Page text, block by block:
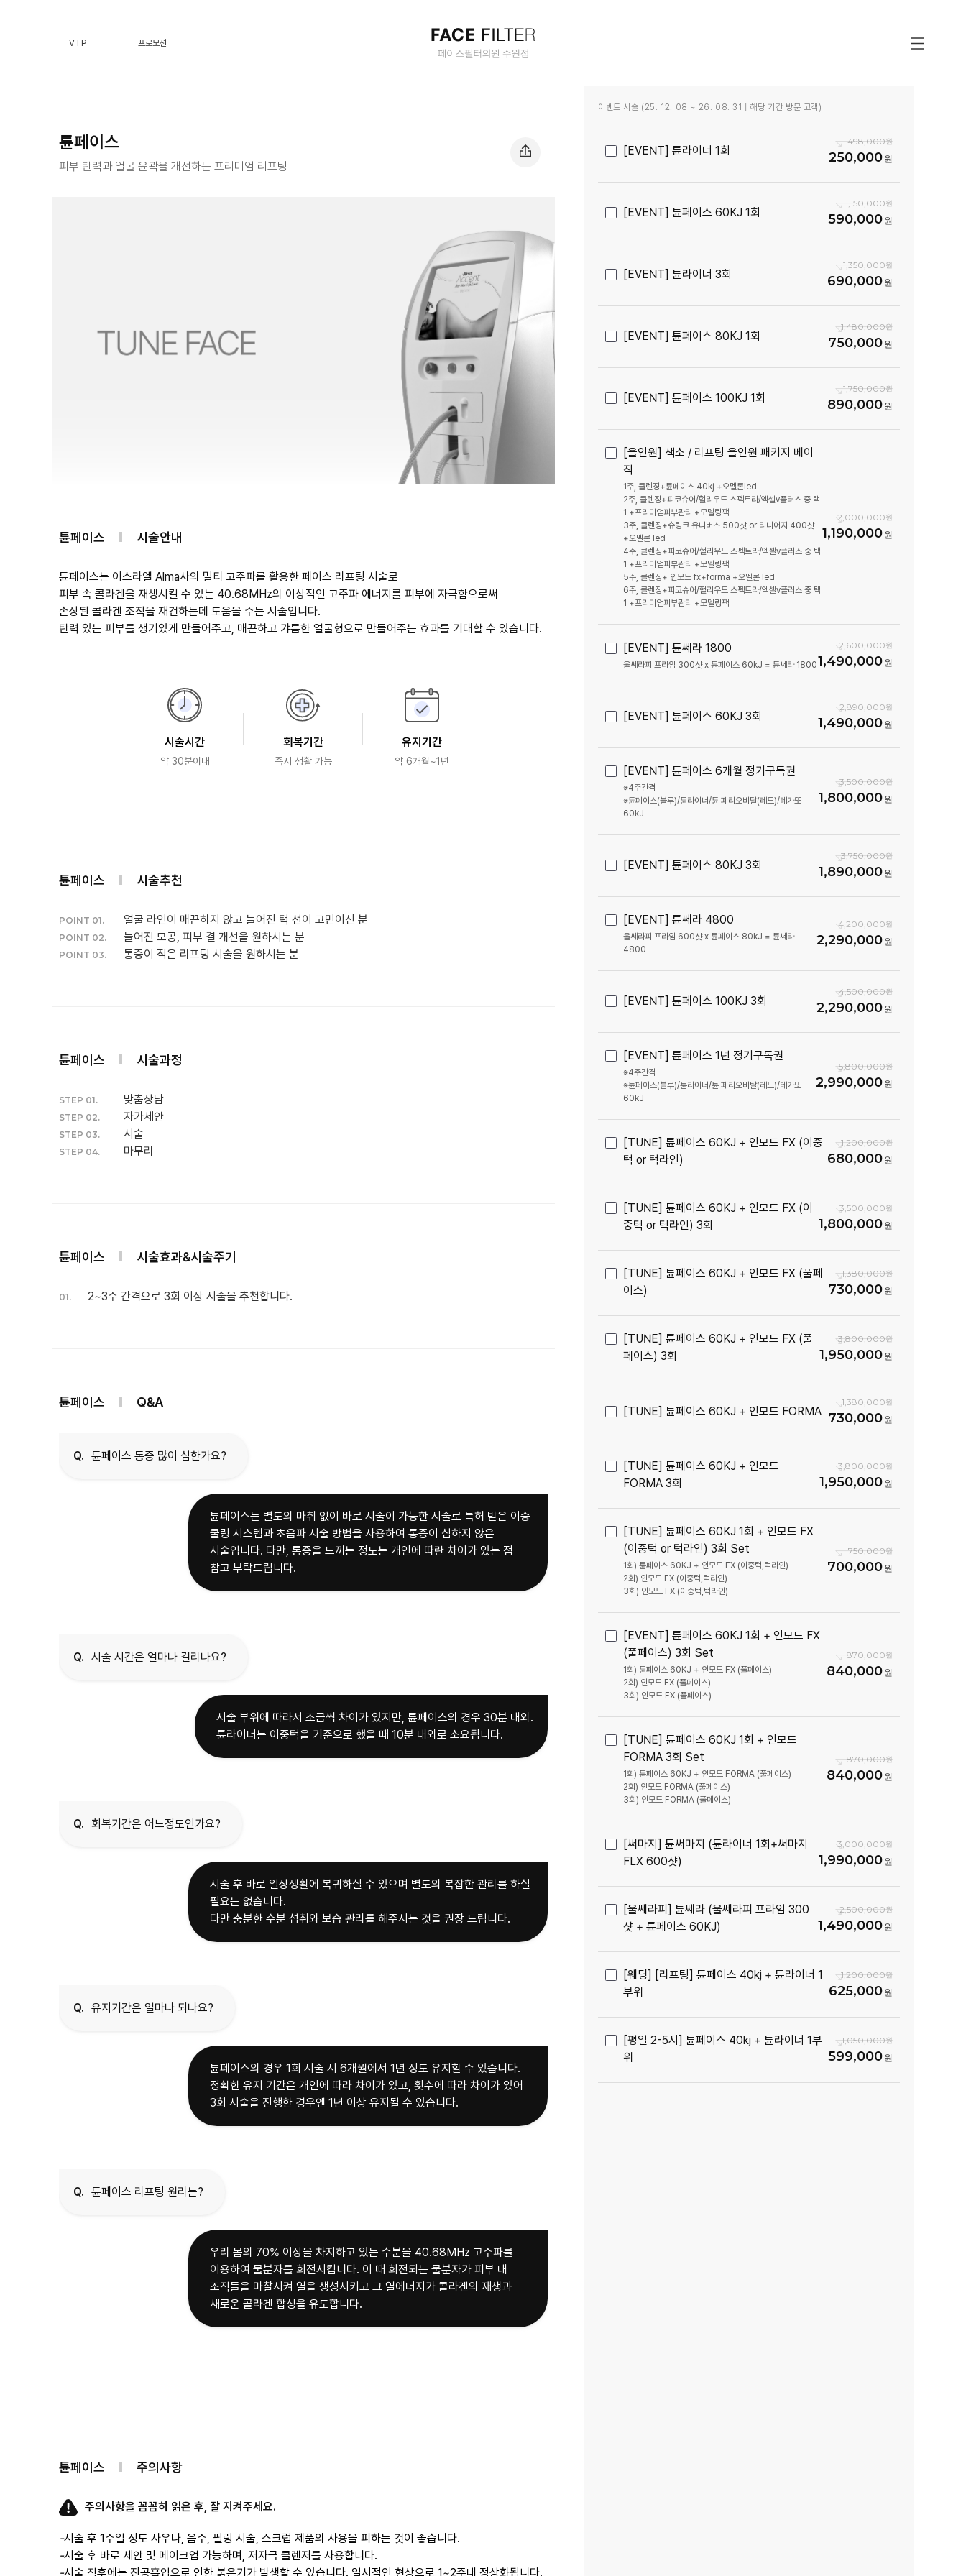
V I P 프로모션
튠페이스
피부 탄력과 얼굴 윤곽을 개선하는 프리미엄 리프팅
튠페이스 시술안내
튠페이스는 이스라엘 Alma사의 멀티 고주파를 활용한 페이스 리프팅 시술로
피부 속 콜라겐을 재생시킬 수 있는 40.68MHz의 이상적인 고주파 에너지를 피부에 자극함으로써
손상된 콜라겐 조직을 재건하는데 도움을 주는 시술입니다.
탄력 있는 피부를 생기있게 만들어주고, 매끈하고 갸름한 얼굴형으로 만들어주는 효과를 기대할 수 있습니다.
시술시간
약 30분이내
회복기간
즉시 생활 가능
유지기간
약 6개월~1년
튠페이스 시술추천
POINT 01. 얼굴 라인이 매끈하지 않고 늘어진 턱 선이 고민이신 분
POINT 02. 늘어진 모공, 피부 결 개선을 원하시는 분
POINT 03. 통증이 적은 리프팅 시술을 원하시는 분
튠페이스 시술과정
STEP 01. 맞춤상담
STEP 02. 자가세안
STEP 03. 시술
STEP 04. 마무리
튠페이스 시술효과&시술주기
01. 2~3주 간격으로 3회 이상 시술을 추천합니다.
튠페이스 Q&A
Q. 튠페이스 통증 많이 심한가요?
튠페이스는 별도의 마취 없이 바로 시술이 가능한 시술로 특허 받은 이중
쿨링 시스템과 초음파 시술 방법을 사용하여 통증이 심하지 않은
시술입니다. 다만, 통증을 느끼는 정도는 개인에 따란 차이가 있는 점
참고 부탁드립니다.
Q. 시술 시간은 얼마나 걸리나요?
시술 부위에 따라서 조금씩 차이가 있지만, 튠페이스의 경우 30분 내외.
튠라이너는 이중턱을 기준으로 했을 때 10분 내외로 소요됩니다.
Q. 회복기간은 어느정도인가요?
시술 후 바로 일상생활에 복귀하실 수 있으며 별도의 복잡한 관리를 하실
필요는 없습니다.
다만 충분한 수분 섭취와 보습 관리를 해주시는 것을 권장 드립니다.
Q. 유지기간은 얼마나 되나요?
튠페이스의 경우 1회 시술 시 6개월에서 1년 정도 유지할 수 있습니다.
정확한 유지 기간은 개인에 따라 차이가 있고, 횟수에 따라 차이가 있어
3회 시술을 진행한 경우엔 1년 이상 유지될 수 있습니다.
Q. 튠페이스 리프팅 원리는?
우리 몸의 70% 이상을 차지하고 있는 수분을 40.68MHz 고주파를
이용하여 물분자를 회전시킵니다. 이 때 회전되는 물분자가 피부 내
조직들을 마찰시켜 열을 생성시키고 그 열에너지가 콜라겐의 재생과
튠페이스 주의사항
주의사항을 꼼꼼히 읽은 후, 잘 지켜주세요.
-시술 후 1주일 정도 사우나, 음주, 필링 시술, 스크럽 제품의 사용을 피하는 것이 좋습니다.
-시술 후 바로 세안 및 메이크업 가능하며, 저자극 클렌저를 사용합니다.
-시술 직후에는 진공흡입으로 인한 붉은기가 발생할 수 있습니다. 일시적인 현상으로 1~2주내 정상화됩니다.
이벤트 시술 (25. 12. 08 ~ 26. 08. 31 | 해당 기간 방문 고객)
[EVENT] 튠라이너 1회
498,000
250,000
[EVENT] 튠페이스 60KJ 1회
1,150,000
590,000
[EVENT] 튠라이너 3회
1,350,000
690,000
[EVENT] 튠페이스 80KJ 1회
1,480,000
750,000
[EVENT] 튠페이스 100KJ 1회
1,750,000
890,000
[올인원] 색소 / 리프팅 올인원 패키지 베이
직
1주, 클렌징+튠페이스 40kj +오멜론led
2주, 클렌징+피코슈어/헐리우드 스펙트라/엑셀v플러스 중 택
1 +프리미엄피부관리 +모델링팩
3주, 클렌징+슈링크 유니버스 500샷 or 리니어지 400샷
+오멜론 led
4주, 클렌징+피코슈어/헐리우드 스펙트라/엑셀v플러스 중 택
1 +프리미엄피부관리 +모델링팩
5주, 클렌징+ 인모드 fx+forma +오멜론 led
6주, 클렌징+피코슈어/헐리우드 스펙트라/엑셀v플러스 중 택
1 +프리미엄피부관리 +모델링팩
2,000,000
1,190,000
[EVENT] 튠쎄라 1800
울쎄라피 프라임 300샷 x 튠페이스 60kJ = 튠쎄라 1800
2,600,000
1,490,000
[EVENT] 튠페이스 60KJ 3회
2,890,000
1,490,000
[EVENT] 튠페이스 6개월 정기구독권
※4주간격
※튠페이스(블루)/튠라이너/튠 페리오비탈(레드)/레가또
60kJ
3,500,000
1,800,000
[EVENT] 튠페이스 80KJ 3회
3,750,000
1,890,000
[EVENT] 튠쎄라 4800
울쎄라피 프라임 600샷 x 튠페이스 80kJ = 튠쎄라
4800
4,200,000
2,290,000
[EVENT] 튠페이스 100KJ 3회
4,500,000
2,290,000
[EVENT] 튠페이스 1년 정기구독권
※4주간격
※튠페이스(블루)/튠라이너/튠 페리오비탈(레드)/레가또
60kJ
5,800,000
2,990,000
[TUNE] 튠페이스 60KJ + 인모드 FX (이중
턱 or 턱라인)
1,200,000
680,000
[TUNE] 튠페이스 60KJ + 인모드 FX (이
중턱 or 턱라인) 3회
3,500,000
1,800,000
[TUNE] 튠페이스 60KJ + 인모드 FX (풀페
이스)
1,380,000
730,000
[TUNE] 튠페이스 60KJ + 인모드 FX (풀
페이스) 3회
3,800,000
1,950,000
[TUNE] 튠페이스 60KJ + 인모드 FORMA
1,380,000
730,000
[TUNE] 튠페이스 60KJ + 인모드
FORMA 3회
3,800,000
1,950,000
[TUNE] 튠페이스 60KJ 1회 + 인모드 FX
(이중턱 or 턱라인) 3회 Set
1회) 튠페이스 60KJ + 인모드 FX (이중턱,턱라인)
2회) 인모드 FX (이중턱,턱라인)
3회) 인모드 FX (이중턱,턱라인)
750,000
700,000
[EVENT] 튠페이스 60KJ 1회 + 인모드 FX
(풀페이스) 3회 Set
1회) 튠페이스 60KJ + 인모드 FX (풀페이스)
2회) 인모드 FX (풀페이스)
3회) 인모드 FX (풀페이스)
870,000
840,000
[TUNE] 튠페이스 60KJ 1회 + 인모드
FORMA 3회 Set
1회) 튠페이스 60KJ + 인모드 FORMA (풀페이스)
2회) 인모드 FORMA (풀페이스)
3회) 인모드 FORMA (풀페이스)
870,000
840,000
[써마지] 튠써마지 (튠라이너 1회+써마지
FLX 600샷)
3,000,000
1,990,000
[울쎄라피] 튠쎄라 (울쎄라피 프라임 300
샷 + 튠페이스 60KJ)
2,500,000
1,490,000
[웨딩] [리프팅] 튠페이스 40kj + 튠라이너 1
부위
1,200,000
625,000
[평일 2-5시] 튠페이스 40kj + 튠라이너 1부
위
1,050,000
599,000